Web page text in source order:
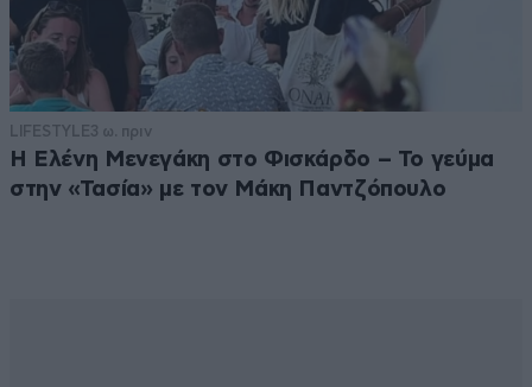
LIFESTYLE3 ω. πριν
Η Ελένη Μενεγάκη στο Φισκάρδο – Το γεύμα
στην «Τασία» με τον Μάκη Παντζόπουλο